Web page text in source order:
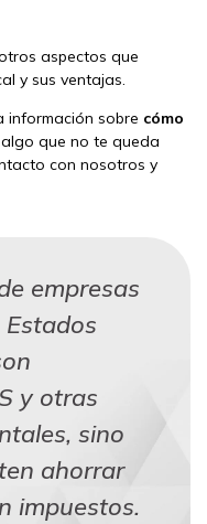
aspectos que
y sus ventajas.
información sobre cómo
que no te queda
con nosotros y
empresas
y otras
sino
ahorrar
impuestos.